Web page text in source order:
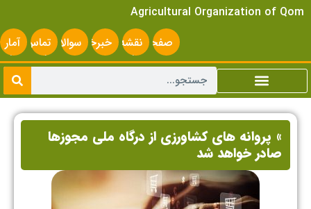
Agricultural Organization of Qom
صفحه
اصلی
نقشه
سایت
خبرخوانسوالات
متداول
تماس
با ما
آمار
» پروانه های کشاورزی از درگاه ملی مجوزها
صادر خواهد شد